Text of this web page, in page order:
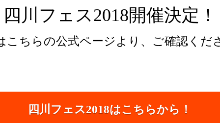
四川フェス2018開催決定！
こちらの公式ページより、ご確認くだ
四川フェス2018はこちらから！